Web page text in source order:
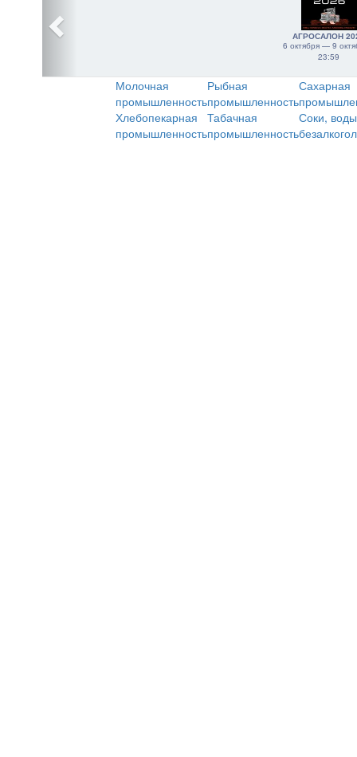
АГРОСАЛОН
6 октября — 9
23:59
Молочная
промышленность
Рыбная
промышленность
Сахарная
Хлебопекарная
промышленность
Табачная
промышленность
Соки,